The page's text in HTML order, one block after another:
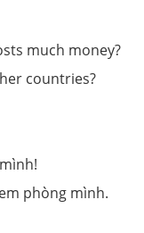
much money?
countries?
phòng mình.